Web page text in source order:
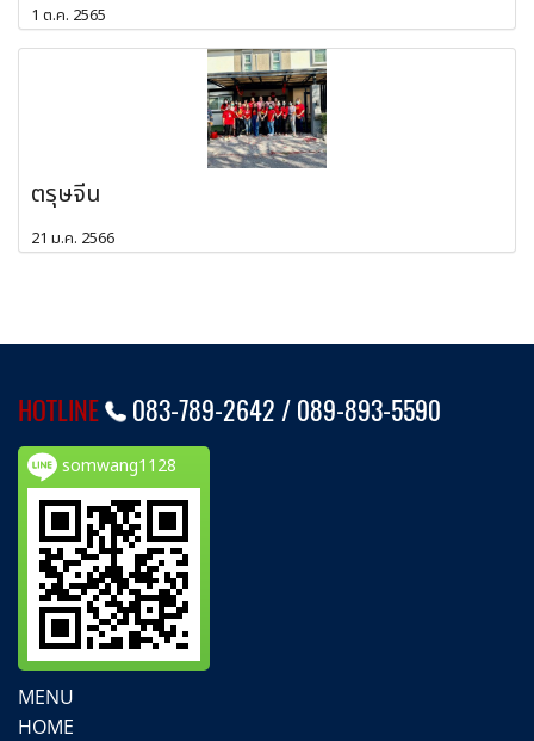
1 ต.ค. 2565
ตรุษจีน
21 ม.ค. 2566
HOTLINE 083-789-2642 / 089-893-5590
somwang1128
MENU
HOME